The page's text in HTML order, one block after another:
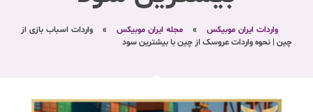
واردات ایران موبیکس » مجله ایران موبیکس »
واردات اسباب بازی از
چین | نحوه واردات عروسک از چین با بیشترین سود